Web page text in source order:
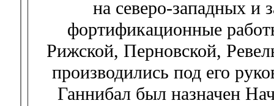
на северо-западных и
фортификационные
Рижской, Перновской,
производились под его
Ганнибал был назначен